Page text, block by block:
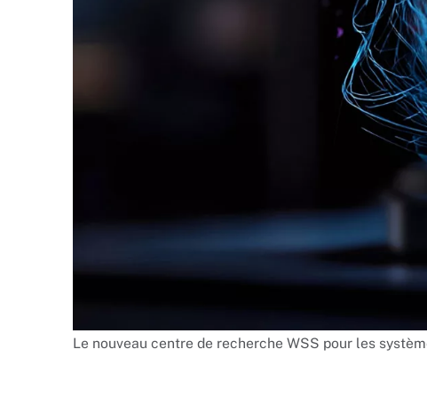
Le nouveau centre de recherche WSS pour les